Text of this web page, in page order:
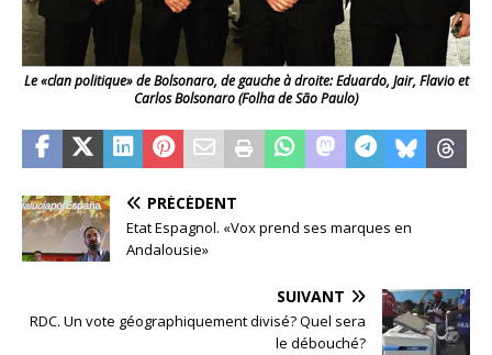
Le «clan politique» de Bolsonaro, de gauche à droite: Eduardo, Jair, Flavio et
Carlos Bolsonaro (Folha de São Paulo)
PRÉCÉDENT
Etat Espagnol. «Vox prend ses marques en
Andalousie»
SUIVANT
RDC. Un vote géographiquement divisé? Quel sera
le débouché?